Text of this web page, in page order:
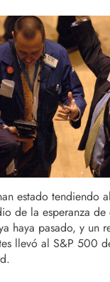
estado tendiendo
de la esperanza
haya pasado, y un
llevó al S&P 500